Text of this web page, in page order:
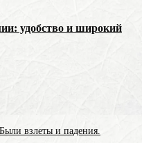
удобство и широкий
взлеты и падения.